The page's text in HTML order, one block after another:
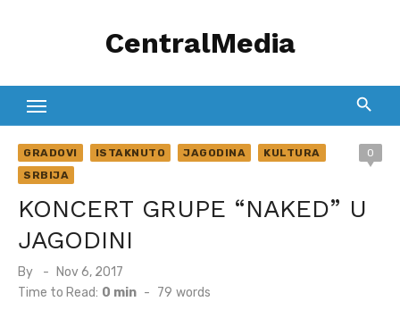
CentralMedia
GRADOVI ISTAKNUTO JAGODINA
KULTURA
SRBIJA
0
KONCERT GRUPE “NAKED” U
JAGODINI
By
Posted
on
Nov 6, 2017
Time to Read: 0 min - 79 words